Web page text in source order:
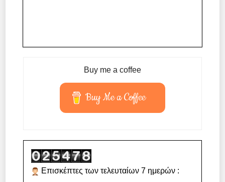
Buy me a coffee
Buy Me a Coffee
Επισκέπτες των τελευταίων 7 ημερών :